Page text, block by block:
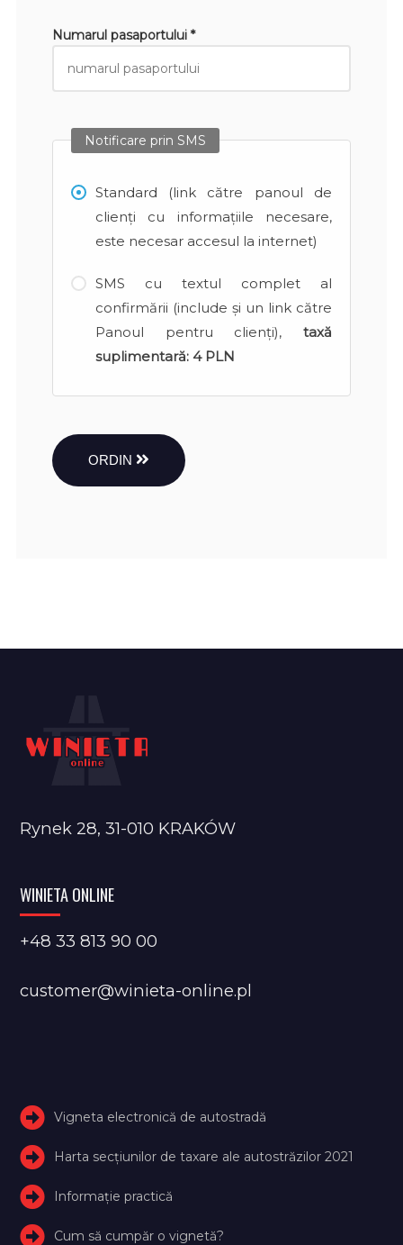
Numarul pasaportului *
Notificare prin SMS
Standard (link către panoul de
clienți cu informațiile necesare,
este necesar accesul la internet)
SMS cu textul complet al
confirmării (include și un link către
Panoul pentru clienți), taxă
suplimentară: 4 PLN
ORDIN
Rynek 28, 31-010 KRAKÓW
WINIETA ONLINE
+48 33 813 90 00
customer@winieta-online.pl
Vigneta electronică de autostradă
Harta secțiunilor de taxare ale autostrăzilor 2021
Informație practică
Cum să cumpăr o vignetă?